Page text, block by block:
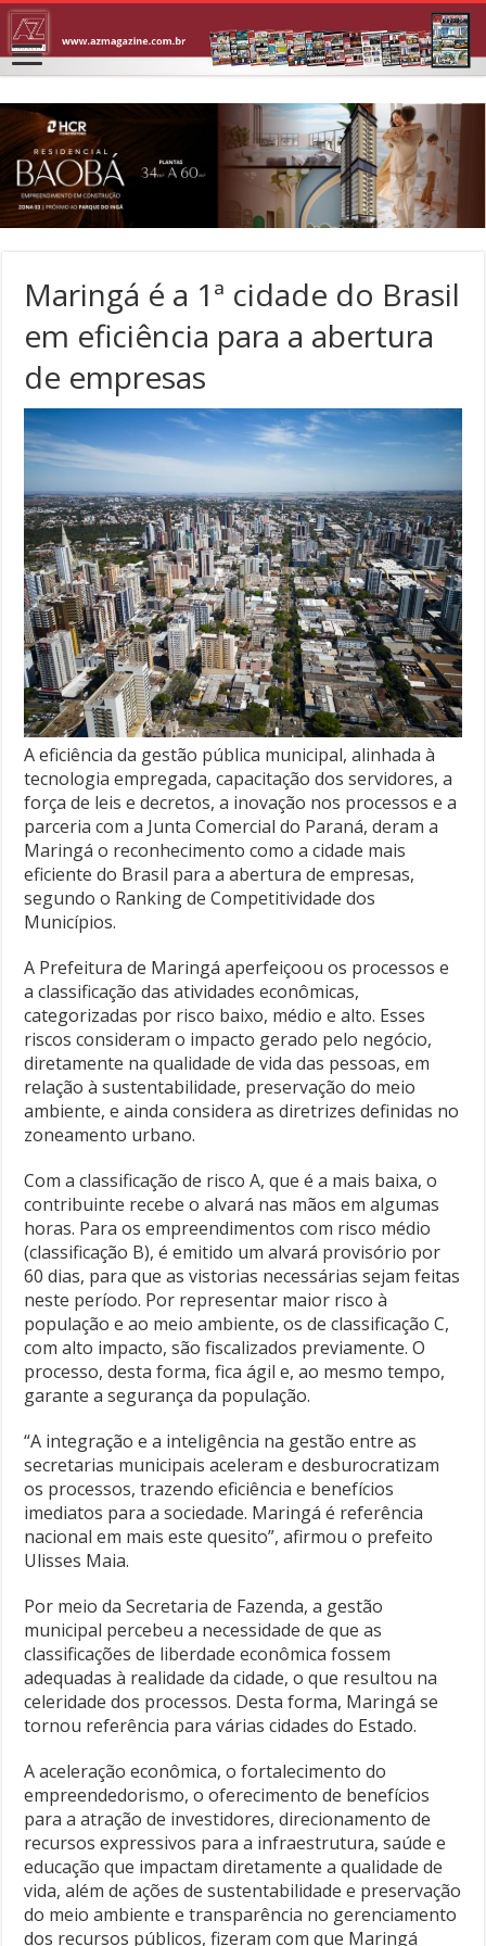
Maringá é a 1ª cidade do Brasil
em eficiência para a abertura
de empresas
A eficiência da gestão pública municipal, alinhada à
tecnologia empregada, capacitação dos servidores, a
força de leis e decretos, a inovação nos processos e a
parceria com a Junta Comercial do Paraná, deram a
Maringá o reconhecimento como a cidade mais
eficiente do Brasil para a abertura de empresas,
segundo o Ranking de Competitividade dos
Municípios.
A Prefeitura de Maringá aperfeiçoou os processos e
a classificação das atividades econômicas,
categorizadas por risco baixo, médio e alto. Esses
riscos consideram o impacto gerado pelo negócio,
diretamente na qualidade de vida das pessoas, em
relação à sustentabilidade, preservação do meio
ambiente, e ainda considera as diretrizes definidas no
zoneamento urbano.
Com a classificação de risco A, que é a mais baixa, o
contribuinte recebe o alvará nas mãos em algumas
horas. Para os empreendimentos com risco médio
(classificação B), é emitido um alvará provisório por
60 dias, para que as vistorias necessárias sejam feitas
neste período. Por representar maior risco à
população e ao meio ambiente, os de classificação C,
com alto impacto, são fiscalizados previamente. O
processo, desta forma, fica ágil e, ao mesmo tempo,
garante a segurança da população.
“A integração e a inteligência na gestão entre as
secretarias municipais aceleram e desburocratizam
os processos, trazendo eficiência e benefícios
imediatos para a sociedade. Maringá é referência
nacional em mais este quesito”, afirmou o prefeito
Ulisses Maia.
Por meio da Secretaria de Fazenda, a gestão
municipal percebeu a necessidade de que as
classificações de liberdade econômica fossem
adequadas à realidade da cidade, o que resultou na
celeridade dos processos. Desta forma, Maringá se
tornou referência para várias cidades do Estado.
A aceleração econômica, o fortalecimento do
empreendedorismo, o oferecimento de benefícios
para a atração de investidores, direcionamento de
recursos expressivos para a infraestrutura, saúde e
educação que impactam diretamente a qualidade de
vida, além de ações de sustentabilidade e preservação
do meio ambiente e transparência no gerenciamento
dos recursos públicos, fizeram com que Maringá